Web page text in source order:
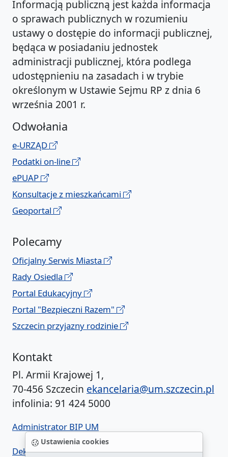
Ustawienia cookies
Informacją publiczną jest każda informacja
o sprawach publicznych w rozumieniu
ustawy o dostępie do informacji publicznej,
będąca w posiadaniu jednostek
administracji publicznej, która podlega
udostępnieniu na zasadach i w trybie
określonym w Ustawie Sejmu RP z dnia 6
września 2001 r.
Odwołania
e-URZĄD
Podatki on-line
ePUAP
Konsultacje z mieszkańcami
Geoportal
Polecamy
Oficjalny Serwis Miasta
Rady Osiedla
Portal Edukacyjny
Portal "Bezpieczni Razem"
Szczecin przyjazny rodzinie
Kontakt
Pl. Armii Krajowej 1,
70-456 Szczecin ekancelaria@um.szczecin.pl
infolinia: 91 424 5000
Administrator BIP UM
Deklaracja dostępności